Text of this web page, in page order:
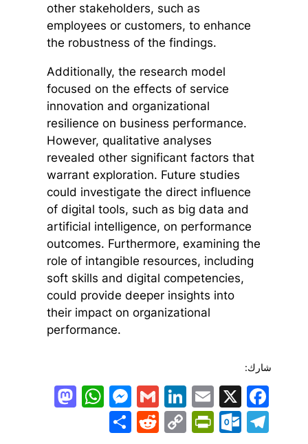
other stakeholders, such as
employees or customers, to enhance
the robustness of the findings.
Additionally, the research model
focused on the effects of service
innovation and organizational
resilience on business performance.
However, qualitative analyses
revealed other significant factors that
warrant exploration. Future studies
could investigate the direct influence
of digital tools, such as big data and
artificial intelligence, on performance
outcomes. Furthermore, examining the
role of intangible resources, including
soft skills and digital competencies,
could provide deeper insights into
their impact on organizational
performance.
شارك:
Facebook
X
Email
LinkedIn
Gmail
Telegram
Outlook.com
PrintFriendly
Copy
Reddit
Share